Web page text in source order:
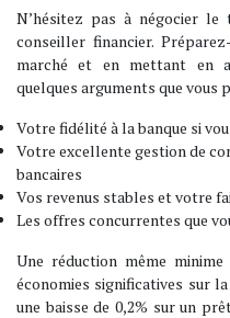
N’hésitez pas à négocier le
conseiller financier.
marché et en mettant en
quelques arguments que vous
Votre fidélité à la banque si
Votre excellente gestion de
bancaires
Vos revenus stables et votre
Les offres concurrentes que
Une réduction même
économies significatives sur
une baisse de 0,2% sur un